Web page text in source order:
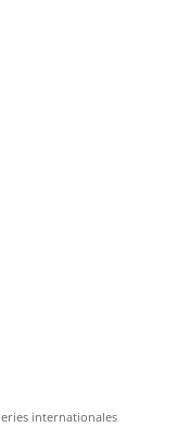
internationales